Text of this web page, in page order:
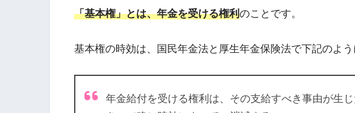
「基本権」とは、年金を受ける権利のことです。
基本権の時効は、国民年金法と厚生年金保険法で下記のよう
年金給付を受ける権利は、その支給すべき事由が生